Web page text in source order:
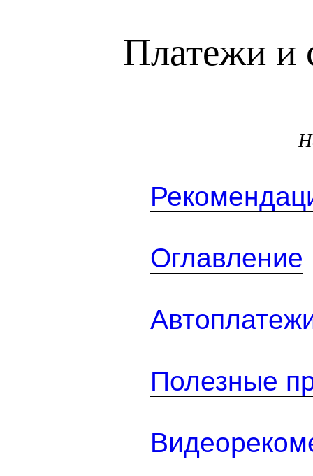
Платежи и
Оглавление
Полезные